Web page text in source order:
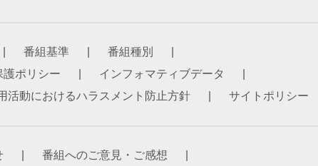
番組基準
番組種別
護ポリシー
インフォマティブデータ
活動におけるハラスメント防止方針 サイトポリシー
番組へのご意見・ご感想